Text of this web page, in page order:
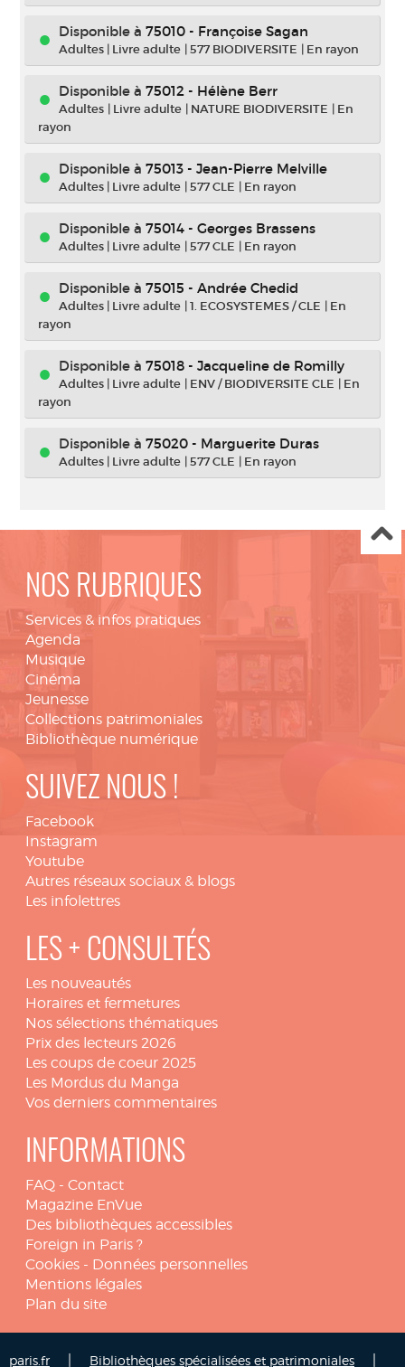
Disponible à 75010 - Françoise Sagan
Adultes | Livre adulte |577 BIODIVERSITE | En rayon
Disponible à 75012 - Hélène Berr
Adultes | Livre adulte | NATURE BIODIVERSITE | En
rayon
Disponible à 75013 - Jean-Pierre Melville
Adultes | Livre adulte |577 CLE | En rayon
Disponible à 75014 - Georges Brassens
Adultes | Livre adulte |577 CLE | En rayon
Disponible à 75015 - Andrée Chedid
Adultes | Livre adulte |1. ECOSYSTEMES / CLE | En
rayon
Disponible à 75018 - Jacqueline de Romilly
Adultes | Livre adulte | ENV / BIODIVERSITE CLE | En
rayon
Disponible à 75020 - Marguerite Duras
Adultes | Livre adulte |577 CLE | En rayon
NOS RUBRIQUES
Services & infos pratiques
Agenda
Musique
Cinéma
Jeunesse
Collections patrimoniales
Bibliothèque numérique
SUIVEZ NOUS !
Facebook
Instagram
Youtube
Autres réseaux sociaux & blogs
Les infolettres
LES + CONSULTÉS
Les nouveautés
Horaires et fermetures
Nos sélections thématiques
Prix des lecteurs 2026
Les coups de coeur 2025
Les Mordus du Manga
Vos derniers commentaires
INFORMATIONS
FAQ - Contact
Magazine EnVue
Des bibliothèques accessibles
Foreign in Paris ?
Cookies - Données personnelles
Mentions légales
Plan du site
paris.fr Bibliothèques spécialisées et patrimoniales